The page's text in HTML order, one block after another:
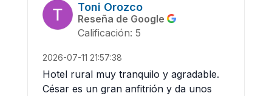
Toni Orozco
Reseña de Google
Calificación: 5
2026-07-11 21:57:38
Hotel rural muy tranquilo y agradable.
César es un gran anfitrión y da unos